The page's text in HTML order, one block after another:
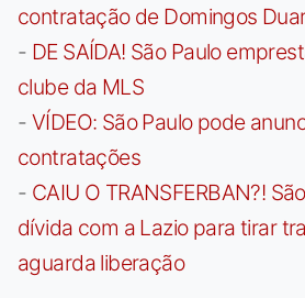
contratação de Domingos
- DE SAÍDA! São Paulo
clube da MLS
- VÍDEO: São Paulo pode
contratações
- CAIU O TRANSFERBAN?!
dívida com a Lazio para tirar
aguarda liberação